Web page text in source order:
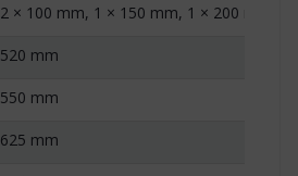
2 × 100 mm, 1 × 150 mm, 1 × 200 mm
520 mm
550 mm
625 mm